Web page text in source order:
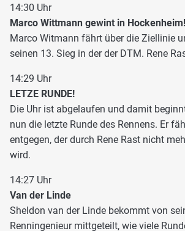
14:30 Uhr
Marco Wittmann gewint in Hockenheim!
Marco Witmann fährt über die Ziellinie
seinen 13. Sieg in der der DTM. Rene
14:29 Uhr
LETZE RUNDE!
Die Uhr ist abgelaufen und damit
nun die letzte Runde des Rennens. Er
entgegen, der durch Rene Rast nicht
wird.
14:27 Uhr
Van der Linde
Sheldon van der Linde bekommt von
Renningenieur mittgeteilt, wie viele